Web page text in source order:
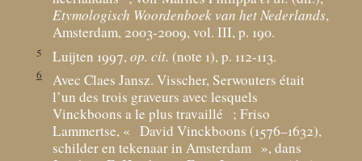
Etymologisch Woordenboek van het Nederlands,
Amsterdam, 2003-2009, vol. III, p. 190.
5 Luijten 1997,op. cit. (note 1), p. 112-113.
6
Avec Claes Jansz. Visscher, Serwouters était
l’un des trois graveurs avec lesquels
Vinckboons a le plus travaillé
; Friso
Lammertse, « David Vinckboons (1576–1632),
schilder en tekenaar in Amsterdam », dans